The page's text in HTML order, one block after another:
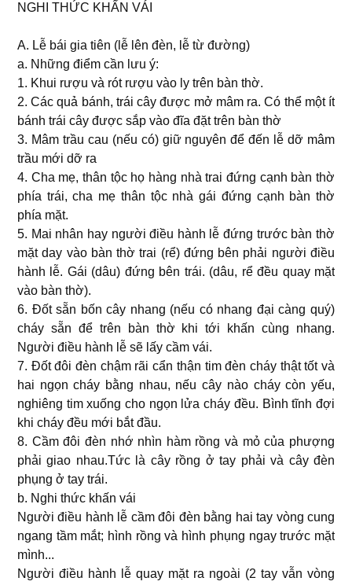
NGHI THỨC KHẤN VÁI
A. Lễ bái gia tiên (lễ lên đèn, lễ từ đường)
a. Những điểm cần lưu ý:
1. Khui rượu và rót rượu vào ly trên bàn thờ.
2. Các quả bánh, trái cây được mở mâm ra. Có thể một ít
bánh trái cây được sắp vào đĩa đặt trên bàn thờ
3. Mâm trầu cau (nếu có) giữ nguyên để đến lễ dỡ mâm
trầu mới dỡ ra
4. Cha mẹ, thân tộc họ hàng nhà trai đứng cạnh bàn thờ
phía trái, cha mẹ thân tộc nhà gái đứng cạnh bàn thờ
phía mặt.
5. Mai nhân hay người điều hành lễ đứng trước bàn thờ
mặt day vào bàn thờ trai (rể) đứng bên phải người điều
hành lễ. Gái (dâu) đứng bên trái. (dâu, rể đều quay mặt
vào bàn thờ).
6. Ðốt sẵn bốn cây nhang (nếu có nhang đại càng quý)
cháy sẵn để trên bàn thờ khi tới khấn cùng nhang.
Người điều hành lễ sẽ lấy cầm vái.
7. Ðốt đôi đèn chậm rãi cẩn thận tim đèn cháy thật tốt và
hai ngọn cháy bằng nhau, nếu cây nào cháy còn yếu,
nghiêng tim xuống cho ngọn lửa cháy đều. Bình tĩnh đợi
khi cháy đều mới bắt đầu.
8. Cầm đôi đèn nhớ nhìn hàm rồng và mỏ của phượng
phải giao nhau.Tức là cây rồng ở tay phải và cây đèn
phụng ở tay trái.
b. Nghi thức khấn vái
Người điều hành lễ cầm đôi đèn bằng hai tay vòng cung
ngang tầm mắt; hình rồng và hình phụng ngay trước mặt
mình...
Người điều hành lễ quay mặt ra ngoài (2 tay vẫn vòng